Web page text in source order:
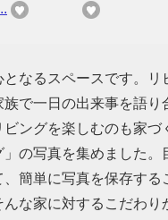
なるスペースです。
で一日の出来事を語
ングを楽しむのも家
の写真を集めました
簡単に写真を保存す
な家に対するこだわ